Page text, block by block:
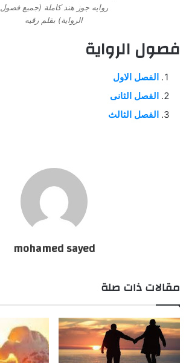
روايه جوز هند كاملة (جميع فصول
الرواية) بقلم رقيه
فصول الرواية
الفصل الاول
الفصل الثانى
الفصل الثالث
mohamed sayed
مقالات ذات صلة